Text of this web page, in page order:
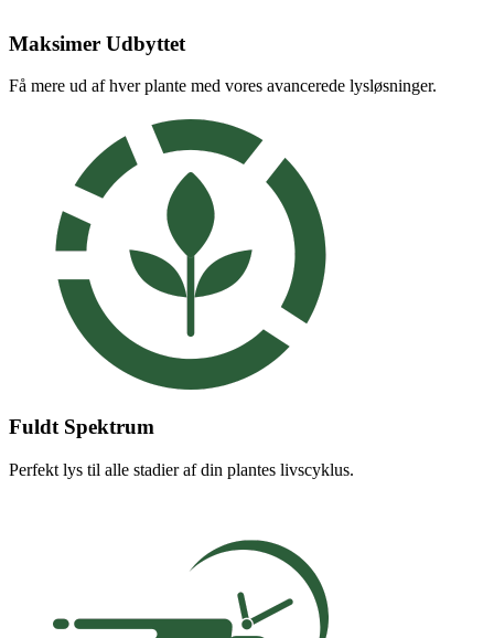
Maksimer Udbyttet
Få mere ud af hver plante med vores avancerede lysløsninger.
Fuldt Spektrum
Perfekt lys til alle stadier af din plantes livscyklus.